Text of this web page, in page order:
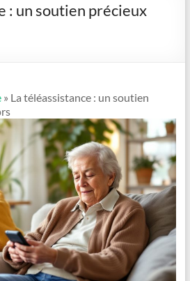
: un soutien précieux
» La téléassistance : un soutien